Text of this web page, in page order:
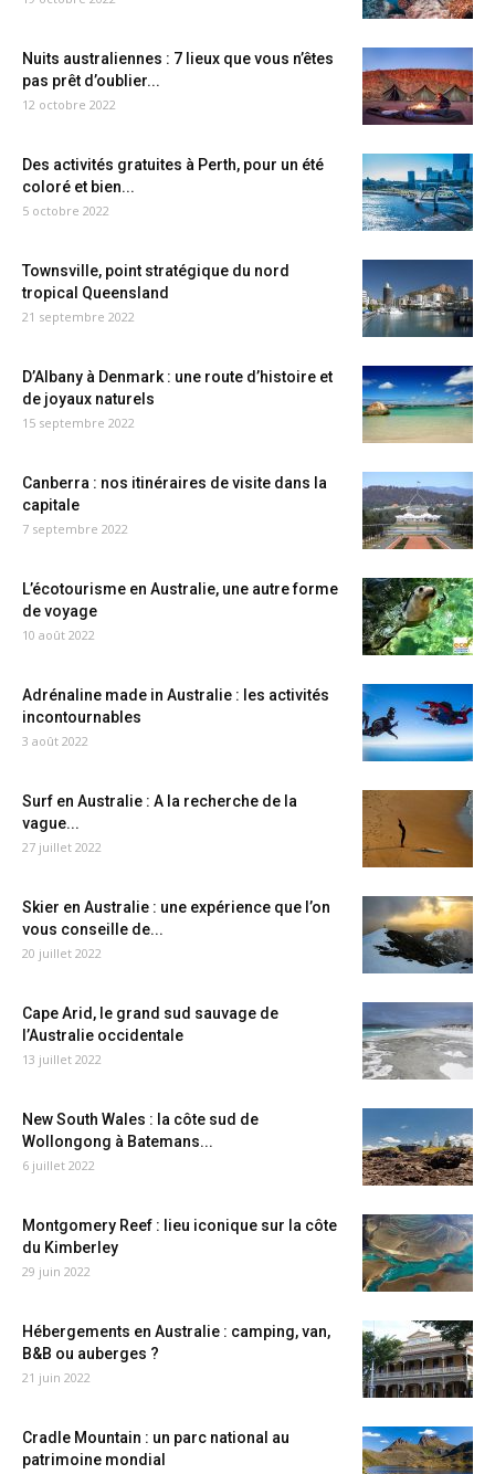
Nuits australiennes : 7 lieux que vous n’êtes
pas prêt d’oublier...
12 octobre 2022
Des activités gratuites à Perth, pour un été
coloré et bien...
5 octobre 2022
Townsville, point stratégique du nord
tropical Queensland
21 septembre 2022
D’Albany à Denmark : une route d’histoire et
de joyaux naturels
15 septembre 2022
Canberra : nos itinéraires de visite dans la
capitale
7 septembre 2022
L’écotourisme en Australie, une autre forme
de voyage
10 août 2022
Adrénaline made in Australie : les activités
incontournables
3 août 2022
Surf en Australie : A la recherche de la
vague...
27 juillet 2022
Skier en Australie : une expérience que l’on
vous conseille de...
20 juillet 2022
Cape Arid, le grand sud sauvage de
l’Australie occidentale
13 juillet 2022
New South Wales : la côte sud de
Wollongong à Batemans...
6 juillet 2022
Montgomery Reef : lieu iconique sur la côte
du Kimberley
29 juin 2022
Hébergements en Australie : camping, van,
B&B ou auberges ?
21 juin 2022
Cradle Mountain : un parc national au
patrimoine mondial